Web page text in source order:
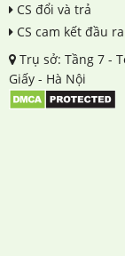
CS đổi và trả
CS cam kết đầu ra
Trụ sở: Tầng 7 -
Giấy - Hà Nội